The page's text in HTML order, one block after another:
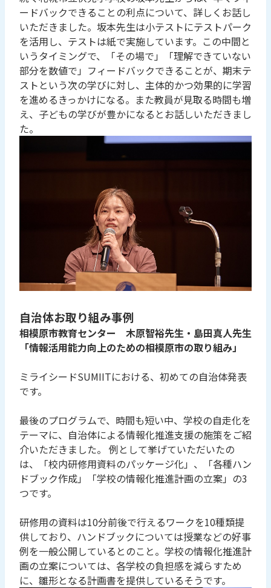
ードバックできることの利点について、詳しくお話し
いただきました。坂本先生は小テストにテストパーク
を活用し、テストは紙で実施しています。この中間と
いうタイミングで、「その場で」「理解できていない
部分を数値で」フィードバックできることが、期末テ
ストという次の学びに対し、主体的かつ効果的に学習
を進めるきっかけになる。また教員が見取る時間も増
え、子どもの学びが豊かになるとお話しいただきまし
た。
自治体お取り組み事例
相模原市教育センター 木原智裕先生・島田真人先生
「情報活用能力向上のための相模原市の取り組み」
ミライシードSUMIITにおける、初めての自治体発表
です。
最後のプログラムで、時間も短い中、学校の自走化を
テーマに、自治体による情報化推進支援の施策をご紹
介いただきました。 例として挙げていただいたの
は、「校内研修用資料のパッケージ化」、「各種ハン
ドブック作成」「学校の情報化推進計画の立案」の3
つです。
研修用の資料は10分前後で行えるワークを10種類提
供しており、ハンドブックについては授業などの好事
例を一般公開しているとのこと。学校の情報化推進計
画の立案については、各学校の負担感を減らすため
に、雛形となる計画書を提供しているそうです。